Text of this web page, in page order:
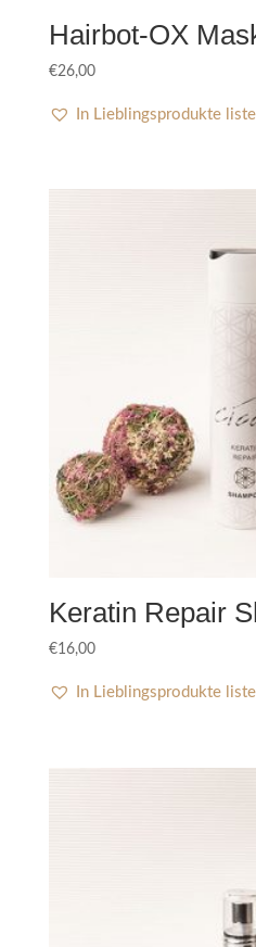
Hairbot-OX
€26,00
In Lieblingsprodukte liste
Keratin Repair
€16,00
In Lieblingsprodukte liste